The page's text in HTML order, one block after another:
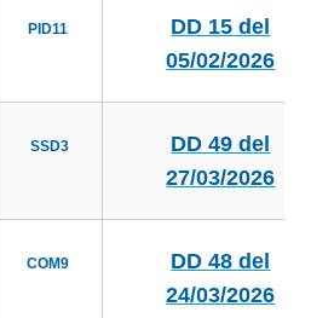
PID11
DD 15 del
05/02/2026
SSD3
DD 49 del
27/03/2026
COM9
DD 48 del
24/03/2026